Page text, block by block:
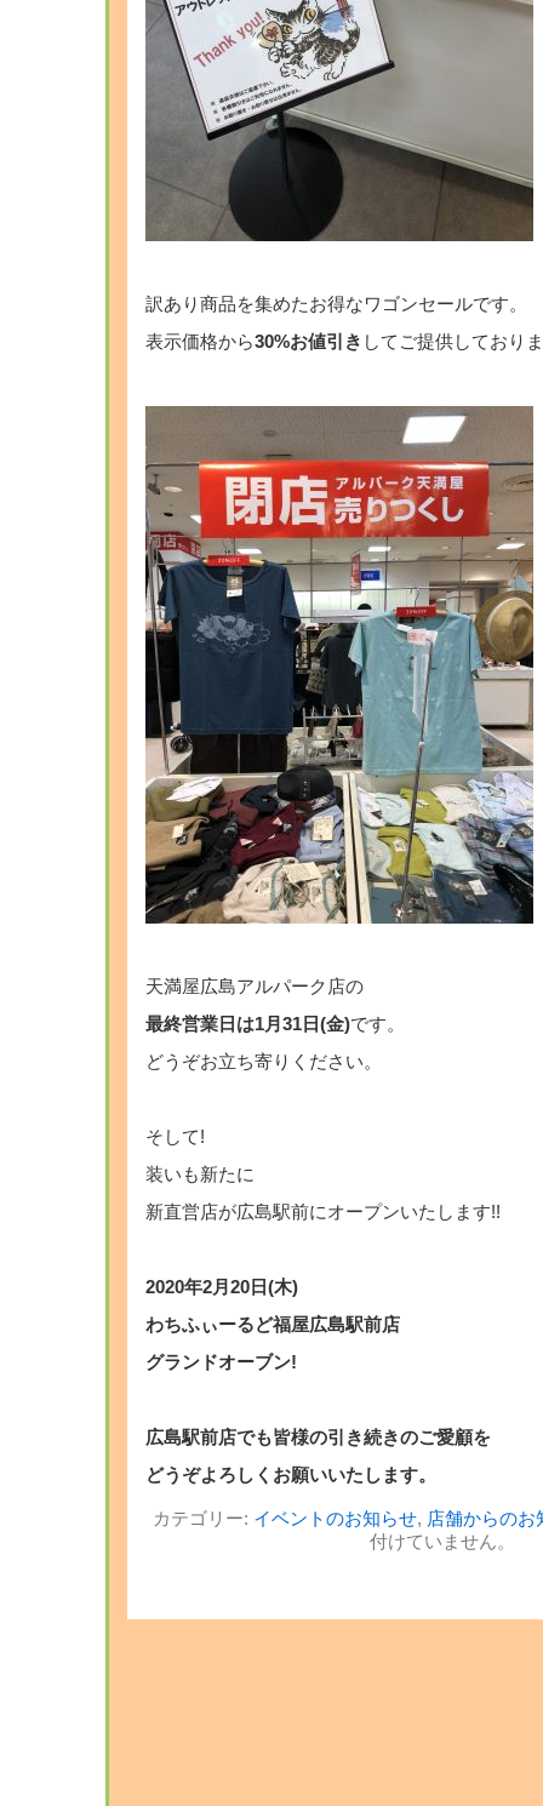
訳あり商品を集めたお得なワゴンセールです。
表示価格から30%お値引き してご提供しており
天満屋広島アルパーク店の
最終営業日は1月31日(金)です。
どうぞお立ち寄りください。
そして!
装いも新たに
新直営店が広島駅前にオープンいたします!!
2020年2月20日(木)
わちふぃーるど福屋広島駅前店
グランドオーブン!
広島駅前店でも皆様の引き続きのご愛顧を
どうぞよろしくお願いいたします。
カテゴリー: イベントのお知らせ, 店舗からのお
付けていません。